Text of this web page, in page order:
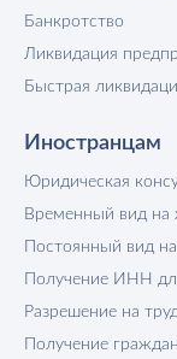
Банкротство
Ликвидация
Быстрая
Иностранцам
Юридическая
Временный вид на
Постоянный вид
Получение ИНН
Разрешение на
Получение